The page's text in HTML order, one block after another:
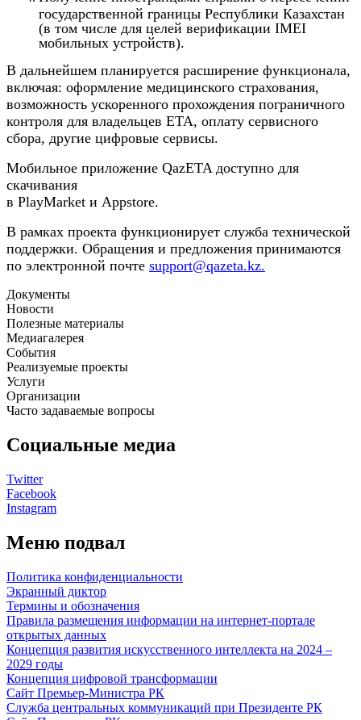
государственной границы Республики Казахстан
(в том числе для целей верификации IMEI
мобильных устройств).
В дальнейшем планируется расширение функционала,
включая: оформление медицинского страхования,
возможность ускоренного прохождения пограничного
контроля для владельцев ETA, оплату сервисного
сбора, другие цифровые сервисы.
Мобильное приложение QazETA доступно для
скачивания
в PlayMarket и Appstore.
В рамках проекта функционирует служба технической
поддержки. Обращения и предложения принимаются
по электронной почте support@qazeta.kz.
Документы
Новости
Полезные материалы
Медиагалерея
События
Реализуемые проекты
Услуги
Организации
Часто задаваемые вопросы
Социальные медиа
Twitter
Facebook
Instagram
Меню подвал
Политика конфиденциальности
Экранный диктор
Термины и обозначения
Правила размещения информации на интернет-портале
открытых данных
Концепция развития искусственного интеллекта на 2024 –
2029 годы
Концепция цифровой трансформации
Сайт Премьер-Министра РК
Служба центральных коммуникаций при Президенте РК